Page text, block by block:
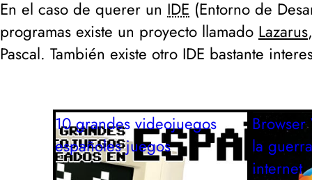
En el caso de querer un IDE (Entorno de
programas existe un proyecto llamado Lazarus
Pascal. También existe otro IDE bastante
10 grandes videojuegos
españoles juegos
la
internet